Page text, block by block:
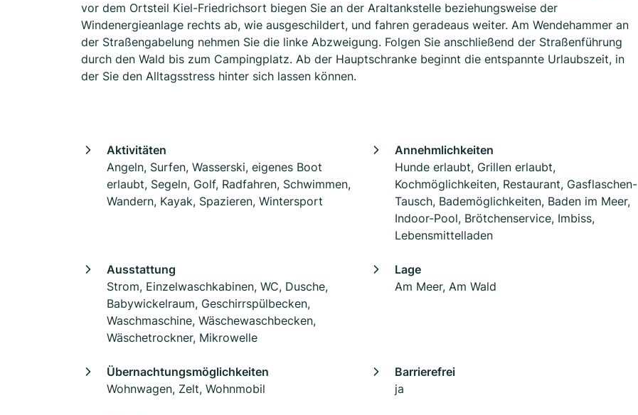
vor dem Ortsteil Kiel-Friedrichsort biegen Sie an der Araltankstelle beziehungsweise der
Windenergieanlage rechts ab, wie ausgeschildert, und fahren geradeaus weiter. Am Wendehammer an
der Straßengabelung nehmen Sie die linke Abzweigung. Folgen Sie anschließend der Straßenführung
durch den Wald bis zum Campingplatz. Ab der Hauptschranke beginnt die entspannte Urlaubszeit, in
der Sie den Alltagsstress hinter sich lassen können.
Aktivitäten
Angeln, Surfen, Wasserski, eigenes Boot
erlaubt, Segeln, Golf, Radfahren, Schwimmen,
Wandern, Kayak, Spazieren, Wintersport
Annehmlichkeiten
Hunde erlaubt, Grillen erlaubt,
Kochmöglichkeiten, Restaurant, Gasflaschen-
Tausch, Bademöglichkeiten, Baden im Meer,
Indoor-Pool, Brötchenservice, Imbiss,
Lebensmittelladen
Ausstattung
Strom, Einzelwaschkabinen, WC, Dusche,
Babywickelraum, Geschirrspülbecken,
Waschmaschine, Wäschewaschbecken,
Wäschetrockner, Mikrowelle
Lage
Am Meer, Am Wald
Übernachtungsmöglichkeiten
Wohnwagen, Zelt, Wohnmobil
Barrierefrei
ja